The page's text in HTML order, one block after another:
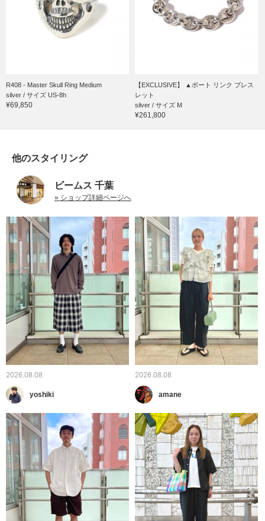
R408 - Master Skull Ring Medium
silver / サイズ US-8h
¥69,850
【EXCLUSIVE】 ▲ボート リンク ブレス
レット
silver / サイズ M
¥261,800
他のスタイリング
ビームス 千葉
» ショップ詳細ページへ
2026.08.08
yoshiki
2026.08.08
amane